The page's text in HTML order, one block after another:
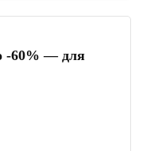
-60% — для